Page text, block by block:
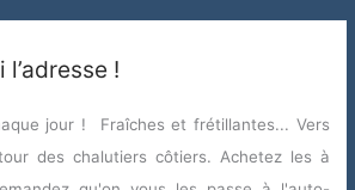
!
jour ! Fraîches et frétillantes... Vers
des chalutiers côtiers. Achetez les à